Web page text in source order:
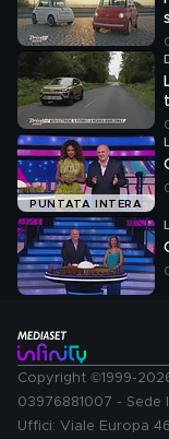
PUNTATA INTERA
Copyright ©1999-
03976881007 - Sede
Uffici: Viale Europa